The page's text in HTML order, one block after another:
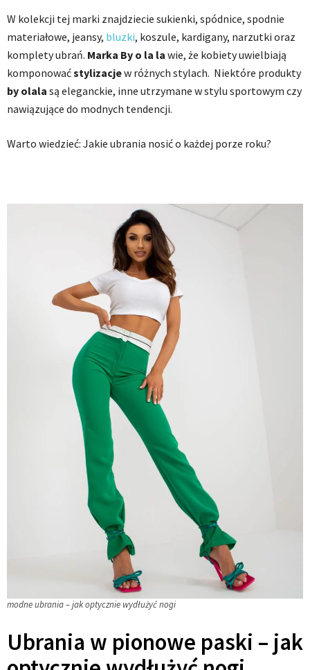
W kolekcji tej marki znajdziecie sukienki, spódnice, spodnie
materiałowe, jeansy, bluzki, koszule, kardigany, narzutki oraz
komplety ubrań. Marka By o la la wie, że kobiety uwielbiają
komponowaćstylizacjew różnych stylach. Niektóre produkty
by olala są eleganckie, inne utrzymane w stylu sportowym czy
nawiązujące do modnych tendencji.
Warto wiedzieć: Jakie ubrania nosić o każdej porze roku?
modne ubrania – jak optycznie wydłużyć nogi
Ubrania w pionowe paski – jak